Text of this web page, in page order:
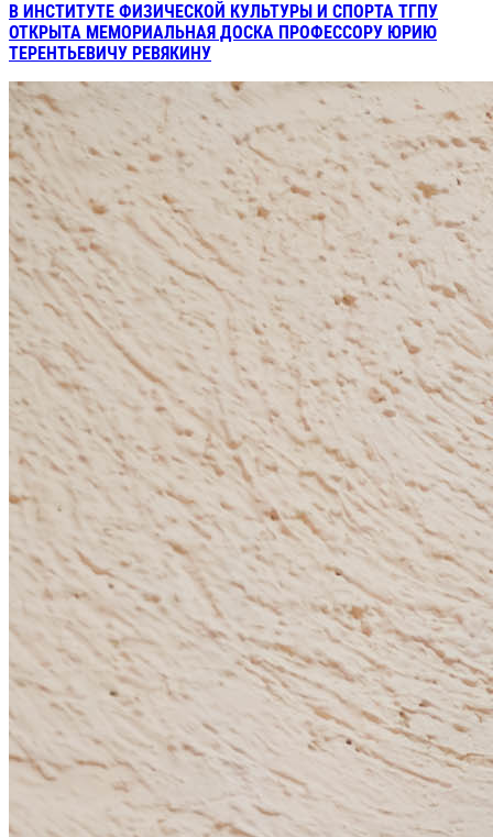
В ИНСТИТУТЕ ФИЗИЧЕСКОЙ КУЛЬТУРЫ И СПОРТА ТГПУ
ОТКРЫТА МЕМОРИАЛЬНАЯ ДОСКА ПРОФЕССОРУ ЮРИЮ
ТЕРЕНТЬЕВИЧУ РЕВЯКИНУ